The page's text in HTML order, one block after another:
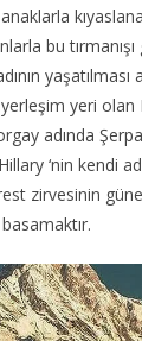
bu
yaşatılması
yeri olan
adında
‘nin kendi
zirvesinin